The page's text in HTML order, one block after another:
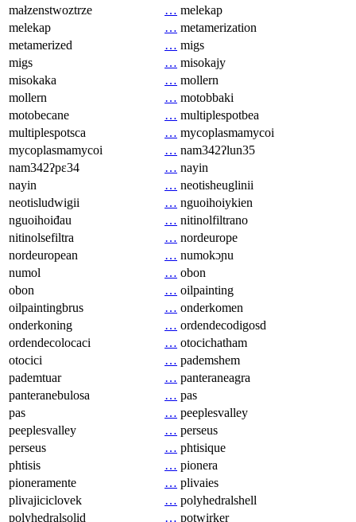
małzenstwoztrze
… melekap
melekap
… metamerization
metamerized
… migs
migs
… misokajy
misokaka
… mollern
mollern
… motobbaki
motobecane
… multiplespotbea
multiplespotsca
… mycoplasmamycoi
mycoplasmamycoi
… nam342ʔlun35
nam342ʔpɛ34
… nayin
nayin
… neotisheuglinii
neotisludwigii
… nguoihoiykien
nguoihoiđau
… nitinolfiltrano
nitinolsefiltra
… nordeurope
nordeuropean
… numokɔɲu
numol
… obon
obon
… oilpainting
oilpaintingbrus
… onderkomen
onderkoning
… ordendecodigosd
ordendecolocaci
… otocichatham
otocici
… pademshem
pademtuar
… panteraneagra
panteranebulosa
… pas
pas
… peeplesvalley
peeplesvalley
… perseus
perseus
… phtisique
phtisis
… pionera
pioneramente
… plivaies
plivajiciclovek
… polyhedralshell
polyhedralsolid
… potwirker